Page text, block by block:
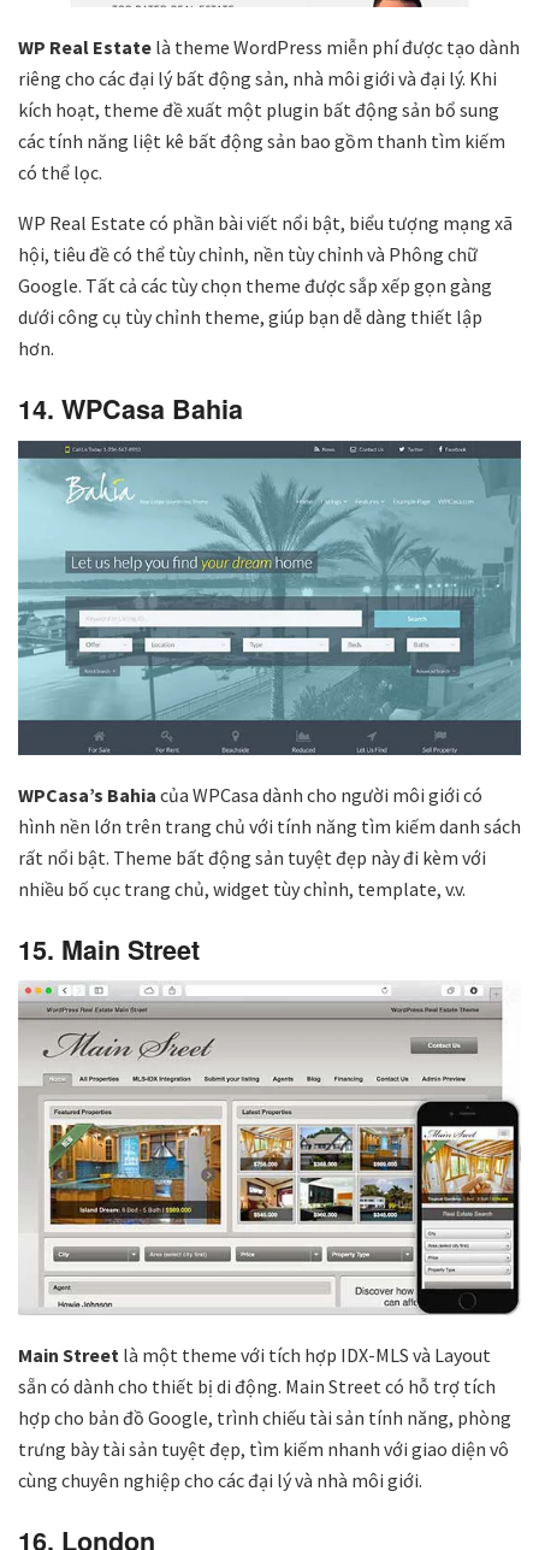
WP Real Estate là theme WordPress miễn phí được tạo dành
riêng cho các đại lý bất động sản, nhà môi giới và đại lý. Khi
kích hoạt, theme đề xuất một plugin bất động sản bổ sung
các tính năng liệt kê bất động sản bao gồm thanh tìm kiếm
có thể lọc.
WP Real Estate có phần bài viết nổi bật, biểu tượng mạng xã
hội, tiêu đề có thể tùy chỉnh, nền tùy chỉnh và Phông chữ
Google. Tất cả các tùy chọn theme được sắp xếp gọn gàng
dưới công cụ tùy chỉnh theme, giúp bạn dễ dàng thiết lập
hơn.
14. WPCasa Bahia
WPCasa’s Bahia của WPCasa dành cho người môi giới có
hình nền lớn trên trang chủ với tính năng tìm kiếm danh sách
rất nổi bật. Theme bất động sản tuyệt đẹp này đi kèm với
nhiều bố cục trang chủ, widget tùy chỉnh, template, v.v.
15. Main Street
Main Street là một theme với tích hợp IDX-MLS và Layout
sẵn có dành cho thiết bị di động. Main Street có hỗ trợ tích
hợp cho bản đồ Google, trình chiếu tài sản tính năng, phòng
trưng bày tài sản tuyệt đẹp, tìm kiếm nhanh với giao diện vô
cùng chuyên nghiệp cho các đại lý và nhà môi giới.
16. London